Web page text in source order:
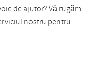
de ajutor? Vă rugăm
nostru pentru